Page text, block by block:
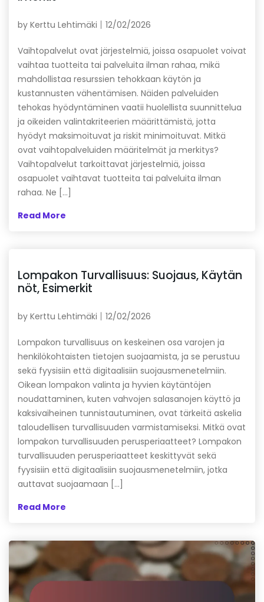
by Kerttu Lehtimäki 12/02/2026
Vaihtopalvelut ovat järjestelmiä, joissa osapuolet voivat
vaihtaa tuotteita tai palveluita ilman rahaa, mikä
mahdollistaa resurssien tehokkaan käytön ja
kustannusten vähentämisen. Näiden palveluiden
tehokas hyödyntäminen vaatii huolellista suunnittelua
ja oikeiden valintakriteerien määrittämistä, jotta
hyödyt maksimoituvat ja riskit minimoituvat. Mitkä
ovat vaihtopalveluiden määritelmät ja merkitys?
Vaihtopalvelut tarkoittavat järjestelmiä, joissa
osapuolet vaihtavat tuotteita tai palveluita ilman
rahaa. Ne […]
Read More
Lompakon Turvallisuus: Suojaus, Käytän
nöt, Esimerkit
by Kerttu Lehtimäki 12/02/2026
Lompakon turvallisuus on keskeinen osa varojen ja
henkilökohtaisten tietojen suojaamista, ja se perustuu
sekä fyysisiin että digitaalisiin suojausmenetelmiin.
Oikean lompakon valinta ja hyvien käytäntöjen
noudattaminen, kuten vahvojen salasanojen käyttö ja
kaksivaiheinen tunnistautuminen, ovat tärkeitä askelia
taloudellisen turvallisuuden varmistamiseksi. Mitkä ovat
lompakon turvallisuuden perusperiaatteet? Lompakon
turvallisuuden perusperiaatteet keskittyvät sekä
fyysisiin että digitaalisiin suojausmenetelmiin, jotka
auttavat suojaamaan […]
Read More